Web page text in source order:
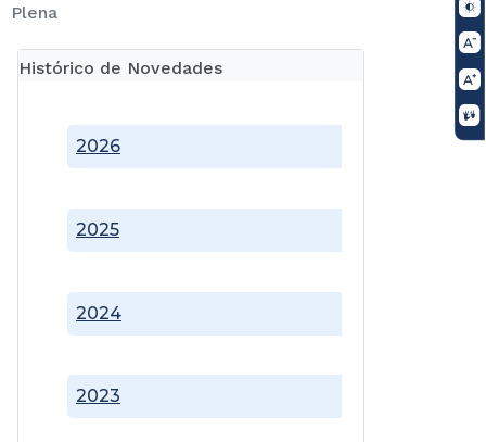
Plena
Histórico de Novedades
2023
2024
2025
2026